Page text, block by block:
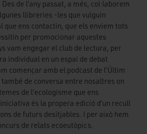
de l’any passat, a més, col·laborem
llibreries -les que vulguin
que ens contactin, que els enviem tots
per promocionar aquestes
vam engegar el club de lectura, per
individual en un espai de debat
començar amb el podcast de l’Últim
de conversa entre nosaltres on
de l’ecologisme que ens
és la propera edició d’un recull
de futurs desitjables. I per això hem
de relats ecoeutòpics.